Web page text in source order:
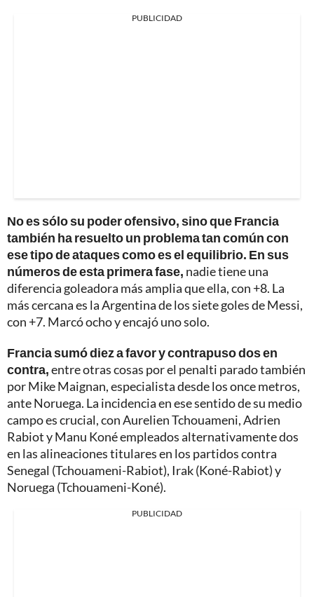
PUBLICIDAD
No es sólo su poder ofensivo, sino que Francia
también ha resuelto un problema tan común con
ese tipo de ataques como es el equilibrio. En sus
números de esta primera fase, nadie tiene una
diferencia goleadora más amplia que ella, con +8. La
más cercana es la Argentina de los siete goles de Messi,
con +7. Marcó ocho y encajó uno solo.
Francia sumó diez a favor y contrapuso dos en
contra,entre otras cosas por el penalti parado también
por Mike Maignan, especialista desde los once metros,
ante Noruega. La incidencia en ese sentido de su medio
campo es crucial, con Aurelien Tchouameni, Adrien
Rabiot y Manu Koné empleados alternativamente dos
en las alineaciones titulares en los partidos contra
Senegal (Tchouameni-Rabiot), Irak (Koné-Rabiot) y
Noruega (Tchouameni-Koné).
PUBLICIDAD